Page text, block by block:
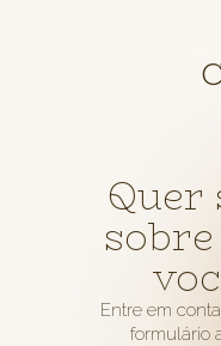
Quer
Entre em
formulário